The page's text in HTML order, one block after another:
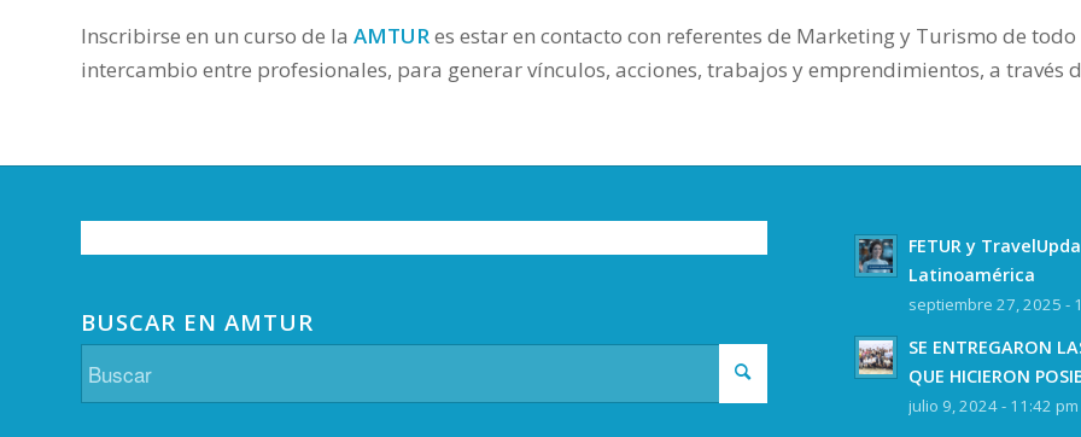
Inscribirse en un curso de la AMTURes estar en contacto con referentes de Marketing y Turismo de
intercambio entre profesionales, para generar vínculos, acciones, trabajos y emprendimientos, a través
BUSCAR EN AMTUR
FETUR y
Latinoamérica
septiembre 27, 2025 -
SE ENTREGARON
QUE HICIERON
julio 9, 2024 - 11:42 pm